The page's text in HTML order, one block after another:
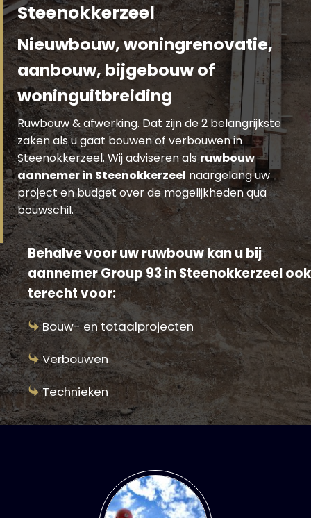
Steenokkerzeel
Nieuwbouw, woningrenovatie,
aanbouw, bijgebouw of
woninguitbreiding
Ruwbouw & afwerking. Dat zijn de 2 belangrijkste
zaken als u gaat bouwen of verbouwen in
Steenokkerzeel. Wij adviseren als ruwbouw
aannemer in Steenokkerzeel naargelang uw
project en budget over de mogelijkheden qua
bouwschil.
Behalve voor uw ruwbouw kan u bij
aannemer Group 93 in Steenokkerzeel ook
terecht voor:
Bouw- en totaalprojecten
Verbouwen
Technieken